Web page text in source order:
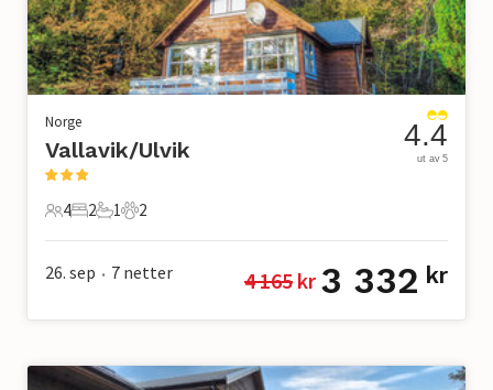
Norge
Vallavik/Ulvik
4 Gjester
4
2 Soverom
2
1 Bad
1
2 Kjæledyr
2
4.4
ut av 5
26. sep • 7 netter 4 165 kr 3 332 kr